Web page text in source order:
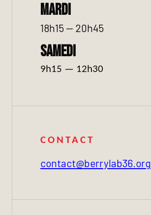
Mardi
18h15 — 20h45
Samedi
9h15 — 12h30
CONTACT
contact@berrylab36.org